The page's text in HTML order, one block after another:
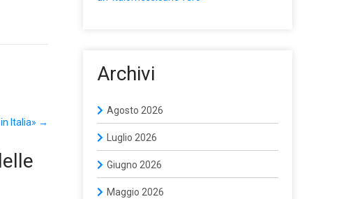
Italia» →
Archivi
Agosto 2026
Luglio 2026
Giugno 2026
Maggio 2026